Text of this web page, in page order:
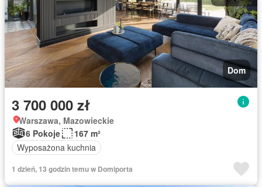
Dom
3 700 000 zł
Warszawa, Mazowieckie
6 Pokoje
167 m²
Wyposażona kuchnia
1 dzień, 13 godzin temu w Domiporta